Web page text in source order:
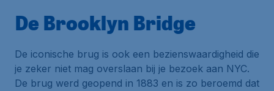
De Brooklyn Bridge
De iconische brug is ook een bezienswaardigheid die
je zeker niet mag overslaan bij je bezoek aan NYC.
De brug werd geopend in 1883 en is zo beroemd dat